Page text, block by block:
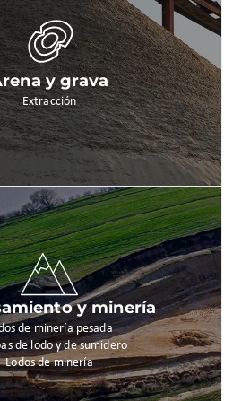
y grava
Extracción
y minería
de minería pesada
de lodo y de sumidero
Lodos de minería